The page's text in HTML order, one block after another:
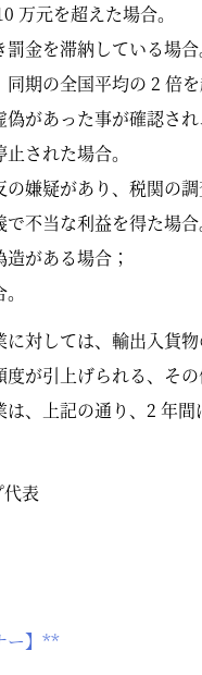
万元を超えた場合。
金を滞納している場合
期の全国平均の 2 倍を
があった事が確認さ
された場合。
嫌疑があり、税関の調
不当な利益を得た場合
がある場合；
対しては、輸出入貨
が引上げられる、その
、上記の通り、2 年
表
ー】**